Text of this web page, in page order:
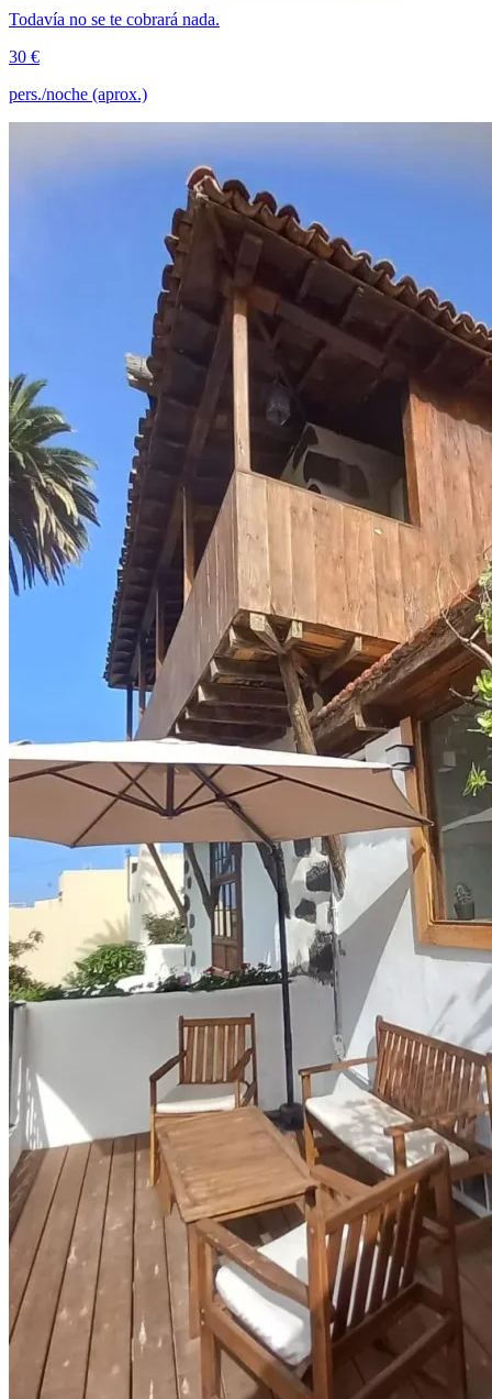
Todavía no se te cobrará nada.
30 €
pers./noche (aprox.)